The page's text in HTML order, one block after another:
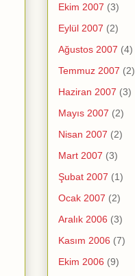
Ekim 2007 (3)
Eylül 2007 (2)
Ağustos 2007 (4)
Temmuz 2007 (2)
Haziran 2007 (3)
Mayıs 2007 (2)
Nisan 2007 (2)
Mart 2007 (3)
Şubat 2007 (1)
Ocak 2007 (2)
Aralık 2006 (3)
Kasım 2006 (7)
Ekim 2006 (9)